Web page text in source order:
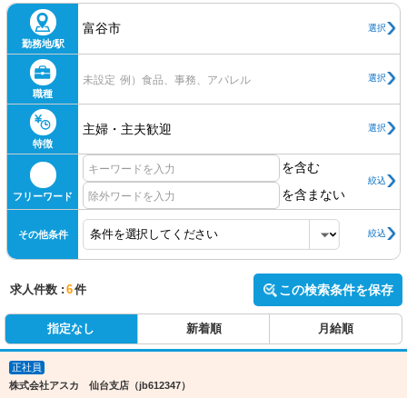
勤務地/駅
富谷市 選択
職種
未設定 例）食品、事務、アパレル 選択
特徴
主婦・主夫歓迎 選択
フリーワード
を含む
を含まない
絞込
その他条件 絞込
求人件数 : 6件 この検索条件を保存
指定なし 新着順 月給順
正社員
株式会社アスカ 仙台支店（jb612347）